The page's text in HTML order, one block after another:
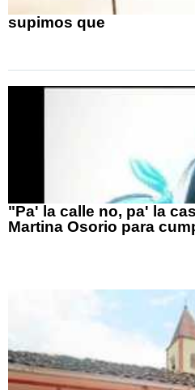
supimos que
"Pa' la calle no, pa' la
Martina Osorio para